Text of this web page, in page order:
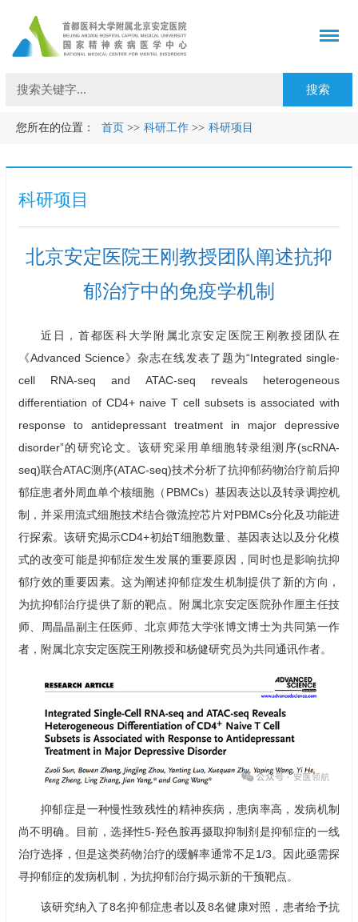
您所在的位置： 首页 >> 科研工作 >> 科研项目
科研项目
北京安定医院王刚教授团队阐述抗抑
郁治疗中的免疫学机制
近日，首都医科大学附属北京安定医院 王刚教授团队在
《Advanced Science》杂志在线发表了题为“Integrated single-
cell RNA-seq and ATAC-seq reveals heterogeneous
differentiation of CD4+ naive T cell subsets is associated with
response to antidepressant treatment in major depressive
disorder”的研究论文。该研究采用单细胞转录组测序(scRNA-
seq)联合ATAC测序(ATAC-seq)技术分析了抗抑郁药物治疗前后抑
郁症患者外周血单个核细胞（PBMCs）基因表达以及转录调控机
制，并采用流式细胞技术结合微流控芯片对PBMCs分化及功能进
行探索。该研究揭示CD4+初始T细胞数量、基因表达以及分化模
式的改变可能是抑郁症发生发展的重要原因，同时也是影响抗抑
郁疗效的重要因素。这为阐述抑郁症发生机制提供了新的方向，
为抗抑郁治疗提供了新的靶点。附属北京安定医院孙作厘主任技
师、
周晶晶副主任医师、北京师范大学张博文博士为共同第一作
者，附属北京安定医院王刚教授和杨健研究员为共同通讯作者。
抑郁症是一种慢性致残性的精神疾病，患病率高，发病机制
尚不明确。目前，选择性5-羟色胺再摄取抑制剂是抑郁症的一线
治疗选择，但是这类药物治疗的缓解率通常不足1/3。因此亟需探
寻抑郁症的发病机制，为抗抑郁治疗揭示新的干预靶点。
该研究纳入了8名抑郁症患者以及8名健康对照，患者给予抗